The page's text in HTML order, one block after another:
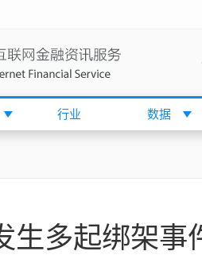
行业 数据
生多起绑架事